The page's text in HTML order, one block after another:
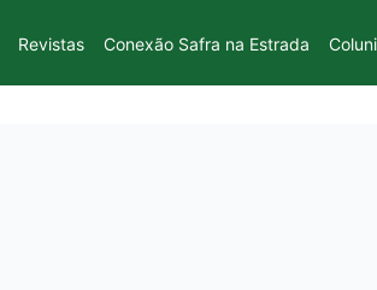
Revistas Conexão Safra na Estrada